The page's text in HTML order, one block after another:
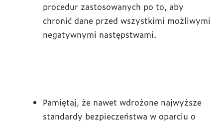
procedur zastosowanych po to, aby
chronić dane przed wszystkimi możliwymi
negatywnymi następstwami.
Pamiętaj, że nawet wdrożone najwyższe
standardy bezpieczeństwa w oparciu o